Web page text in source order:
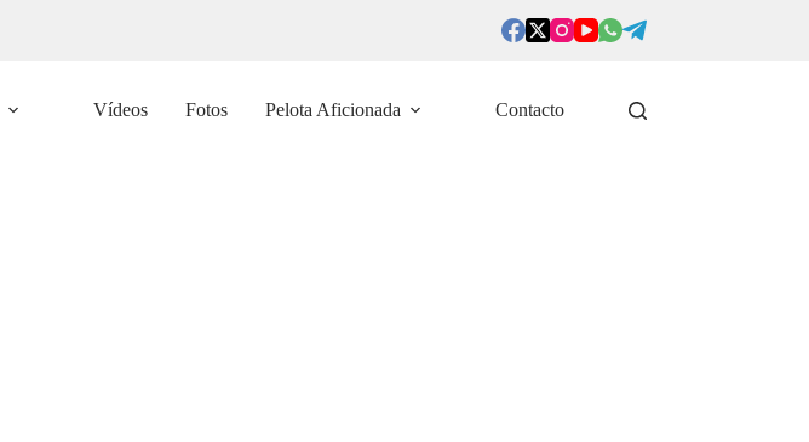
Vídeos Fotos Pelota Aficionada Contacto